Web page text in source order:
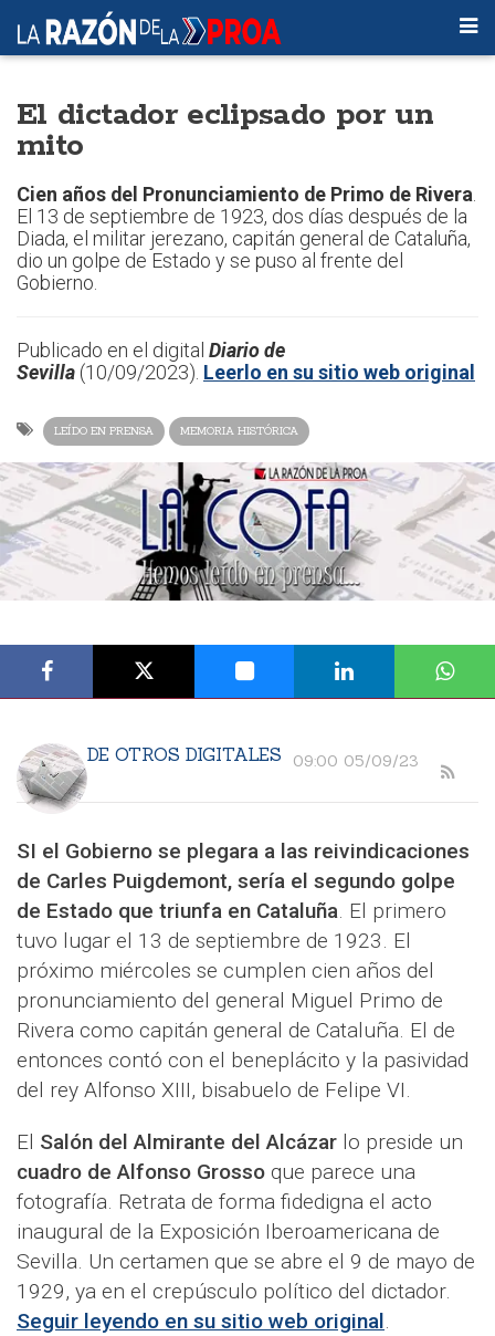
El dictador eclipsado por un
mito
Cien años del Pronunciamiento de Primo de Rivera
El 13 de septiembre de 1923, dos días después de la
Diada, el militar jerezano, capitán general de Cataluña,
dio un golpe de Estado y se puso al frente del
Gobierno.
Publicado en el digital Diario de
Sevilla (10/09/2023). Leerlo en su sitio web original
LEÍDO EN PRENSA MEMORIA HISTÓRICA
DE OTROS DIGITALES 09:00 05/09/23
SI el Gobierno se plegara a las reivindicaciones
de Carles Puigdemont, sería el segundo golpe
de Estado que triunfa en Cataluña. El primero
tuvo lugar el 13 de septiembre de 1923. El
próximo miércoles se cumplen cien años del
pronunciamiento del general Miguel Primo de
Rivera como capitán general de Cataluña. El de
entonces contó con el beneplácito y la pasividad
del rey Alfonso XIII, bisabuelo de Felipe VI.
El Salón del Almirante del Alcázar lo preside un
cuadro de Alfonso Grosso que parece una
fotografía. Retrata de forma fidedigna el acto
inaugural de la Exposición Iberoamericana de
Sevilla. Un certamen que se abre el 9 de mayo de
1929, ya en el crepúsculo político del dictador.
Seguir leyendo en su sitio web original.